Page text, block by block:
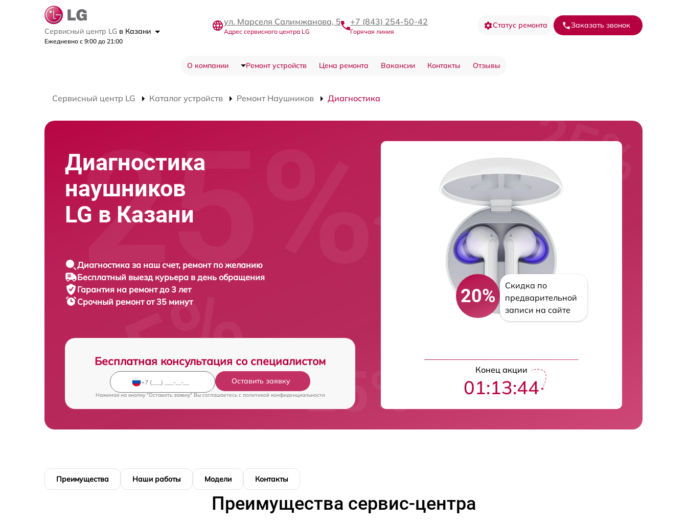
Сервисный центр LG в Казани
Ежедневно с 9:00 до 21:00
ул. Марселя Салимжанова, 5
Адрес сервисного центра LG
+7 (843) 254-50-42
Горячая линия
Статус ремонта Заказать звонок
О компании Ремонт устройств Цена ремонта Вакансии Контакты Отзывы
Сервисный центр LG Каталог устройств Ремонт Наушников Диагностика
Диагностика
наушников
LG в Казани
Диагностика за наш счет, ремонт по желанию
Бесплатный выезд курьера в день обращения
Гарантия на ремонт до 3 лет
Срочный ремонт от 35 минут
Бесплатная консультация со специалистом
Оставить заявку
Нажимая на кнопку "Оставить заявку" Вы соглашаетесь c политикой конфиденциальности
20%
Скидка по
предварительной
записи на сайте
Конец акции
01:13:43
Преимущества Наши работы Модели Контакты
Преимущества сервис-центра